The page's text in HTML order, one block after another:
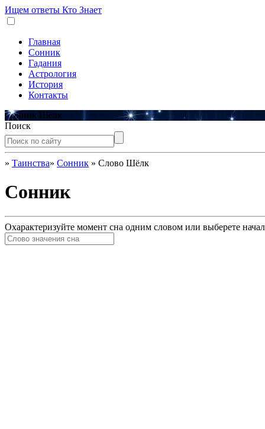
Ищем ответы Кто Знает
Главная
Сонник
Гадания
Астрология
История
Контакты
Сонник Шёлк
Поиск
» Таинства» Сонник » Слово Шёлк
Сонник
Охарактеризуйте момент сна одним словом или выберете